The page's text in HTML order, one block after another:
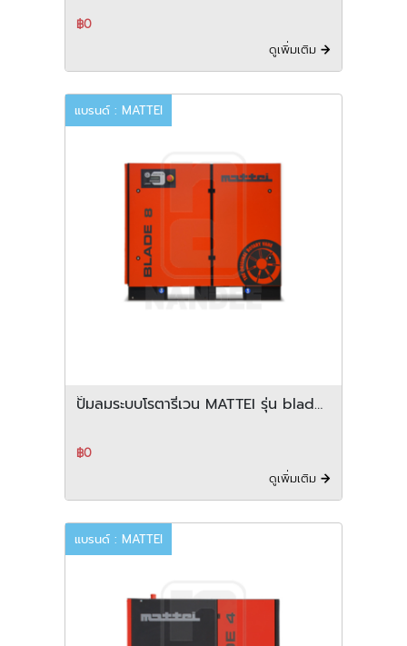
฿0
ดูเพิ่มเติม
แบรนด์ : MATTEI
ปั๊มลมระบบโรตารี่เวน MATTEI รุ่น blade
฿0
ดูเพิ่มเติม
แบรนด์ : MATTEI